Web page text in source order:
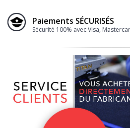
Paiements SÉCURISÉS
Sécurité 100% avec Visa,